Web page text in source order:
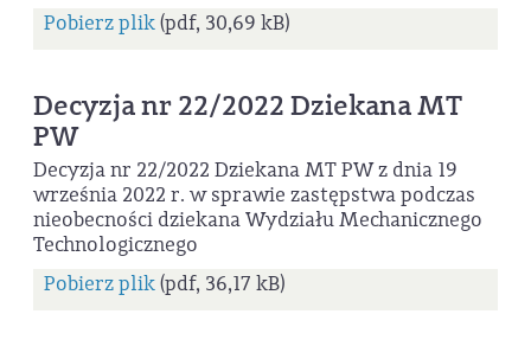
Pobierz plik(pdf, 30,69 kB)
Decyzja nr 22/2022 Dziekana MT
PW
Decyzja nr 22/2022 Dziekana MT PW z dnia 19
września 2022 r. w sprawie zastępstwa podczas
nieobecności dziekana Wydziału Mechanicznego
Technologicznego
Pobierz plik(pdf, 36,17 kB)